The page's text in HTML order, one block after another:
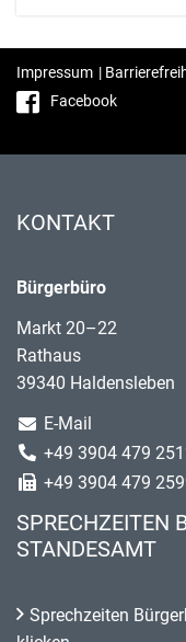
Impressum |
Facebook
KONTAKT
Bürgerbüro
Markt 20–22
Rathaus
39340 Haldensleben
E-Mail
+49 3904 479
+49 3904 479
SPRECHZEITEN
STANDESAMT
Sprechzeiten